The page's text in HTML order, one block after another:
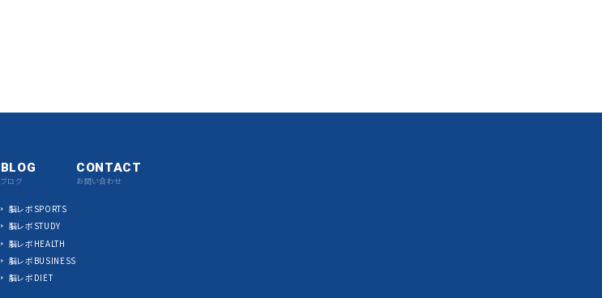
BLOG
ブログ
脳レボSPORTS
脳レボSTUDY
脳レボHEALTH
脳レボBUSINESS
脳レボDIET
CONTACT
お問い合わせ